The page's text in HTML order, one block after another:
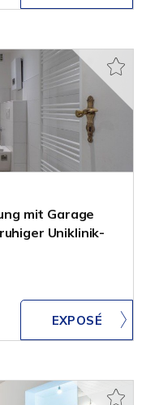
mit Garage
Uniklinik-